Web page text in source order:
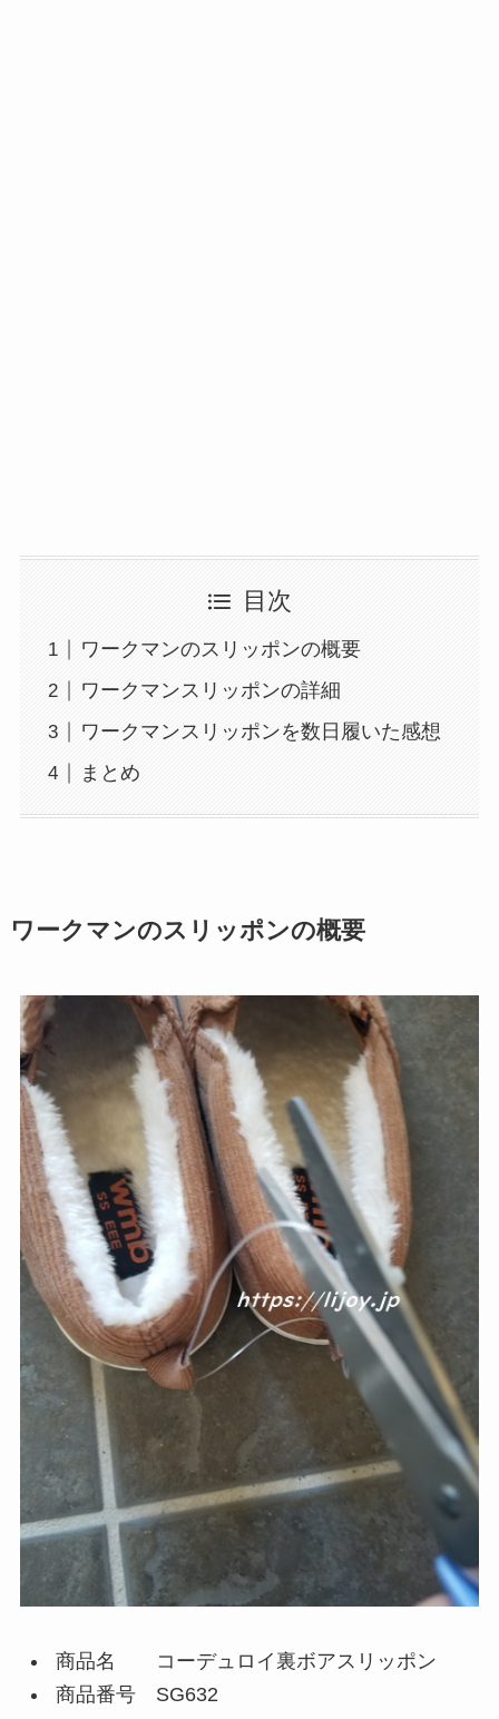
目次
ワークマンのスリッポンの概要
ワークマンスリッポンの詳細
ワークマンスリッポンを数日履いた感想
まとめ
ワークマンのスリッポンの概要
商品名 コーデュロイ裏ボアスリッポン
商品番号 SG632